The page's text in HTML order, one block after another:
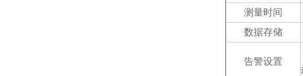
测量时间
数据存储
告警设置